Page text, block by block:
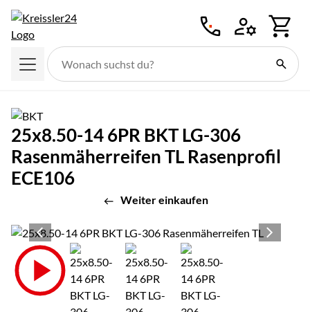
25x8.50-14 6PR BKT LG-306
Rasenmäherreifen TL Rasenprofil
ECE106
Weiter einkaufen
Produktgalerie
Zur Kaufbox springen